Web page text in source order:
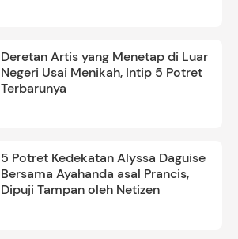
Deretan Artis yang Menetap di Luar
Negeri Usai Menikah, Intip 5 Potret
Terbarunya
5 Potret Kedekatan Alyssa Daguise
Bersama Ayahanda asal Prancis,
Dipuji Tampan oleh Netizen